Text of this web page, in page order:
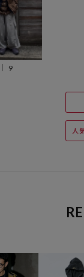
9
人